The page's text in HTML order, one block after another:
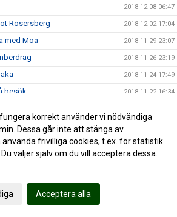
2018-12-08 06:47
Rosersberg 2018-12-02 17:04
med Moa 2018-11-29 23:07
2018-11-26 23:19
2018-11-24 17:49
besök 2018-11-22 16:34
| Cancermatchen
Ceres 2018-11-01 18:31
för Alfta i tvåans topp
korrekt använder vi nödvändiga
Dessa går inte att stänga av.
använda frivilliga cookies, t.ex. för statistik
väljer själv om du vill acceptera dessa.
Acceptera alla